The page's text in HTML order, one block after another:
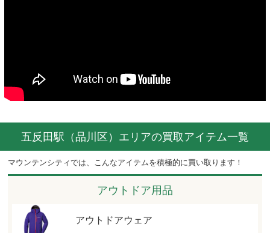
五反田駅（品川区）エリアの買取アイテム一覧
マウンテンシティでは、こんなアイテムを積極的に買い取ります！
アウトドア用品
アウトドアウェア